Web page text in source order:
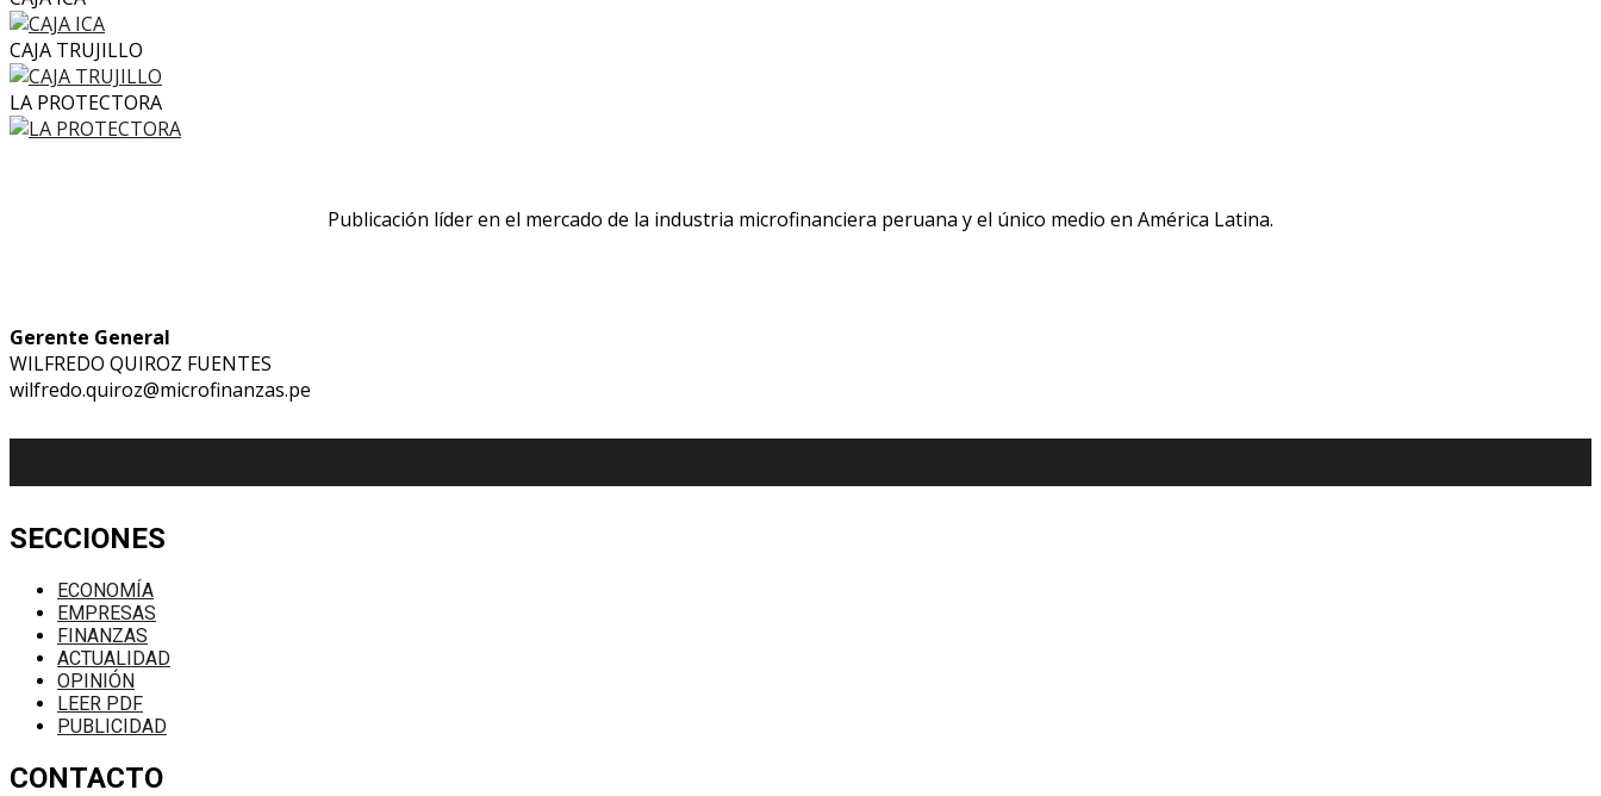
CAJA TRUJILLO
LA PROTECTORA
Publicación líder en el mercado de la industria microfinanciera peruana y el único medio en América Latina.
Gerente General
WILFREDO QUIROZ FUENTES
wilfredo.quiroz@microfinanzas.pe
SECCIONES
ECONOMÍA
EMPRESAS
FINANZAS
ACTUALIDAD
OPINIÓN
LEER PDF
PUBLICIDAD
CONTACTO